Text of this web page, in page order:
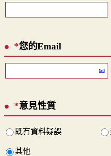
*您的Email
*意見性質
既有資料疑誤
其他